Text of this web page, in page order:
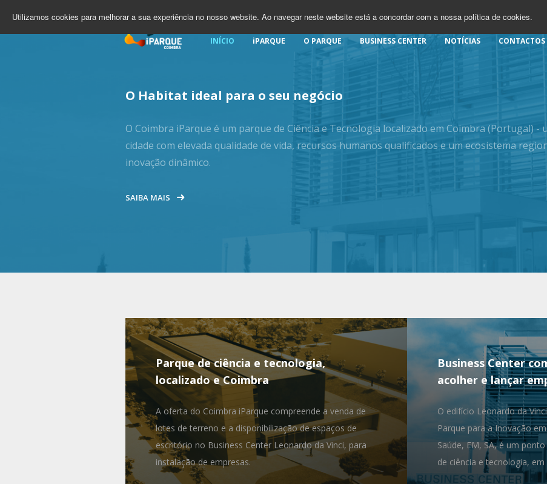
Utilizamos cookies para melhorar a sua experiência no nosso website. Ao navegar neste website está a concordar com a nossa política de cookies.
INÍCIO iPARQUE O PARQUE BUSINESS CENTER NOTÍCIAS CONTACTOS
O Habitat ideal para o seu negócio
O Coimbra iParque é um parque de Ciência e Tecnologia localizado em Coimbra (Portugal) -
cidade com elevada qualidade de vida, recursos humanos qualificados e um ecosistema
inovação dinâmico.
SAIBA MAIS
Parque de ciência e tecnologia,
localizado e Coimbra
A oferta do Coimbra iParque compreende a venda de
lotes de terreno e a disponibilização de espaços de
escritório no Business Center Leonardo da Vinci, para
instalação de empresas.
Business Center
acolher e lançar
O edifício Leonardo da
Parque para a Inovação
Saúde, EM, SA, é um
de ciência e tecnologia, em